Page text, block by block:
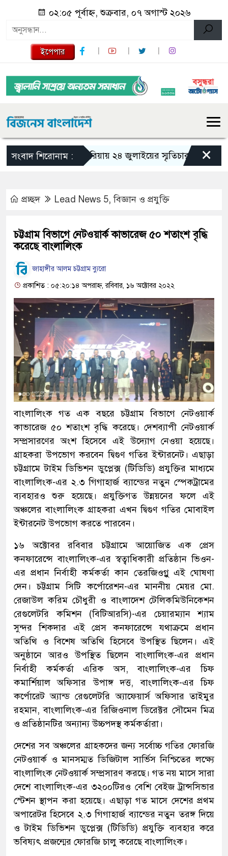
০২:০৫ পূর্বাহ্ন, শুক্রবার, ০৭ অগাস্ট ২০২৬
ইপেপার
সংবাদ শিরোনাম :গজারিয়ায় ২৪ জুলাইয়ের স্মৃতিচারণ: গুমের ভয়াবহ
×
প্রচ্ছদ Lead News 5,বিজ্ঞান ও প্রযুক্তি
চট্টগ্রাম বিভাগে নেটওয়ার্ক কাভারেজ ৫০ শতাংশ বৃদ্ধি
করেছে বাংলালিংক
জাহাঙ্গীর আলম চট্টগ্রাম ব্যুরো
প্রকাশিত : ০৫:২০:১৪ অপরাহ্ন, রবিবার, ১৬ অক্টোবর ২০২২
বাংলালিংক গত এক বছরে চট্টগ্রাম বিভাগে নেটওয়ার্ক
কাভারেজ ৫০ শতাংশ বৃদ্ধি করেছে। দেশব্যাপী নেটওয়ার্ক
সম্প্রসারণের অংশ হিসেবে এই উদ্যোগ নেওয়া হয়েছে।
গ্রাহকরা উপভোগ করবেন দ্বিগুণ গতির ইন্টারনেট। এছাড়া
চট্টগ্রামে টাইম ডিভিশন ডুপ্লেক্স (টিডিডি) প্রযুক্তির মাধ্যমে
বাংলালিংক-এর ২.৩ গিগাহার্জ ব্যান্ডের নতুন স্পেকট্রামের
ব্যবহারও শুরু হয়েছে। প্রযুক্তিগত উন্নয়নের ফলে এই
অঞ্চলের বাংলালিংক গ্রাহকরা এখন দ্বিগুণ গতির মোবাইল
ইন্টারনেট উপভোগ করতে পারবেন।
১৬ অক্টোবর রবিবার চট্টগ্রামে আয়োজিত এক প্রেস
কনফারেন্সে বাংলালিংক-এর স্বত্বাধিকারী প্রতিষ্ঠান ভিওন-
এর প্রধান নির্বাহী কর্মকর্তা কান তেরজিওগ্লু এই ঘোষণা
দেন। চট্টগ্রাম সিটি কর্পোরেশন-এর মাননীয় মেয়র মো.
রেজাউল করিম চৌধুরী ও বাংলাদেশ টেলিকমিউনিকেশন
রেগুলেটরি কমিশন (বিটিআরসি)-এর চেয়ারম্যান শ্যাম
সুন্দর শিকদার এই প্রেস কনফারেন্সে যথাক্রমে প্রধান
অতিথি ও বিশেষ অতিথি হিসেবে উপস্থিত ছিলেন। এই
অনুষ্ঠানে আরও উপস্থিত ছিলেন বাংলালিংক-এর প্রধান
নির্বাহী কর্মকর্তা এরিক অস, বাংলালিংক-এর চিফ
কমার্শিয়াল অফিসার উপাঙ্গ দত্ত, বাংলালিংক-এর চিফ
কর্পোরেট অ্যান্ড রেগুলেটরি অ্যাফেয়ার্স অফিসার তাইমুর
রহমান, বাংলালিংক-এর রিজিওনাল ডিরেক্টর সৌমেন মিত্র
ও প্রতিষ্ঠানটির অন্যান্য উচ্চপদস্থ কর্মকর্তারা।
দেশের সব অঞ্চলের গ্রাহকদের জন্য সর্বোচ্চ গতির ফোরজি
নেটওয়ার্ক ও মানসম্মত ডিজিটাল সার্ভিস নিশ্চিতের লক্ষ্যে
বাংলালিংক নেটওয়ার্ক সম্প্রসারণ করছে। গত নয় মাসে সারা
দেশে বাংলালিংক-এর ৩২০০টিরও বেশি বেইজ ট্রান্সসিভার
স্টেশন স্থাপন করা হয়েছে। এছাড়া গত মাসে দেশের প্রথম
অপারেটর হিসেবে ২.৩ গিগাহার্জ ব্যান্ডের নতুন তরঙ্গ দিয়ে
ও টাইম ডিভিশন ডুপ্লেক্স (টিডিডি) প্রযুক্তি ব্যবহার করে
ভবিষ্যৎ প্রজন্মের ফোরজি চালু করেছে বাংলালিংক।